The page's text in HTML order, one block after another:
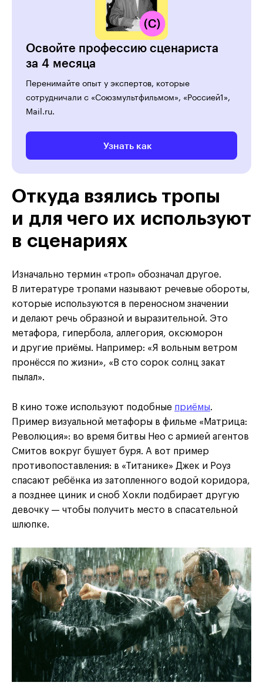
Освойте профессию сценариста
за 4 месяца
Перенимайте опыт у экспертов, которые
сотрудничали с «Союзмультфильмом», «Россией1»,
Mail.ru.
Узнать как
Откуда взялись тропы
и для чего их используют
в сценариях
Изначально термин «троп» обозначал другое.
В литературе тропами называют речевые обороты,
которые используются в переносном значении
и делают речь образной и выразительной. Это
метафора, гипербола, аллегория, оксюморон
и другие приёмы. Например: «Я вольным ветром
пронёсся по жизни», «В сто сорок солнц закат
пылал».
В кино тоже используют подобные приёмы.
Пример визуальной метафоры в фильме «Матрица:
Революция»: во время битвы Нео с армией агентов
Смитов вокруг бушует буря. А вот пример
противопоставления: в «Титанике» Джек и Роуз
спасают ребёнка из затопленного водой коридора,
а позднее циник и сноб Хокли подбирает другую
девочку — чтобы получить место в спасательной
шлюпке.